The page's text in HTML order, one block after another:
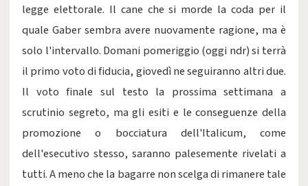
legge elettorale. Il cane che si morde la coda per il
quale Gaber sembra avere nuovamente ragione, ma è
solo l'intervallo. Domani pomeriggio (oggi ndr) si terrà
il primo voto di fiducia, giovedì ne seguiranno altri due.
Il voto finale sul testo la prossima settimana a
scrutinio segreto, ma gli esiti e le conseguenze della
promozione o bocciatura dell'Italicum, come
dell'esecutivo stesso, saranno palesemente rivelati a
tutti. A meno che la bagarre non scelga di rimanere tale